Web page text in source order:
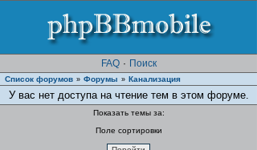
FAQ · Поиск
Список форумов » Форумы » Канализация
У вас нет доступа на чтение тем в этом форуме.
Показать темы за:
Поле сортировки